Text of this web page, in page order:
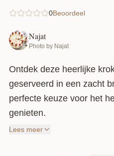
0Beoordeel
Najat
Photo by Najat
Ontdek deze heerlijke
geserveerd in een zacht
perfecte keuze voor het
genieten.
Lees meer